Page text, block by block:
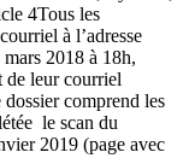
4Tous les
à l’adresse
2018 à 18h,
de leur courriel
comprend les
le scan du
2019 (page avec